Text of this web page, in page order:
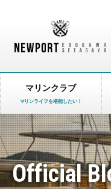
マリンクラブ
マリンライフを堪能したい！
Official